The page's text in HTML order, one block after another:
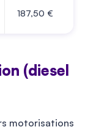
187,50 €
(diesel
motorisations